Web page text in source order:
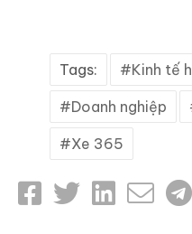
Tags: Kinh tế
Doanh nghiệp
Xe 365